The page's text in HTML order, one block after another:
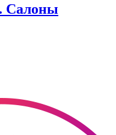
Салоны